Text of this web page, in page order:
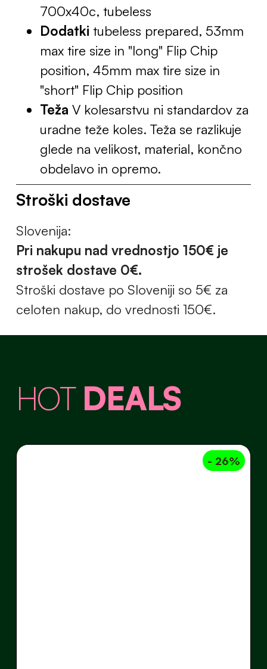
700x40c, tubeless
Dodatki tubeless prepared, 53mm
max tire size in "long" Flip Chip
position, 45mm max tire size in
"short" Flip Chip position
Teža V kolesarstvu ni standardov za
uradne teže koles. Teža se razlikuje
glede na velikost, material, končno
obdelavo in opremo.
Stroški dostave
Slovenija:
Pri nakupu nad vrednostjo 150€ je
strošek dostave 0€.
Stroški dostave po Sloveniji so 5€ za
celoten nakup, do vrednosti 150€.
HOT DEALS
- 26%